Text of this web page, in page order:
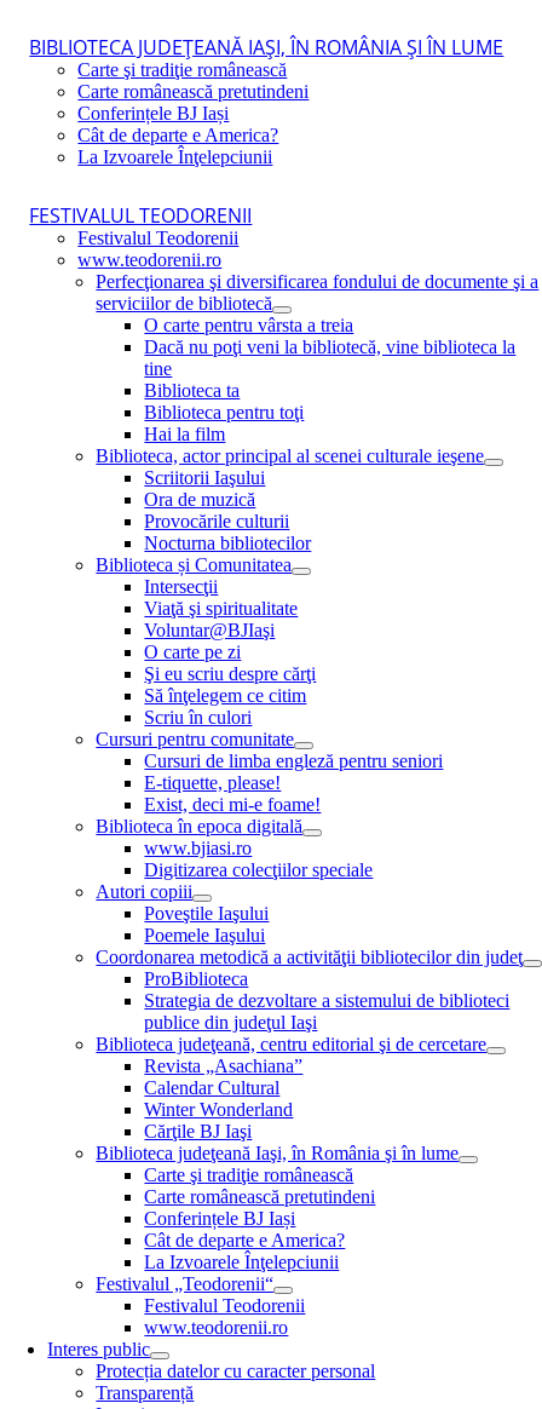
BIBLIOTECA JUDEŢEANĂ IAŞI, ÎN ROMÂNIA ŞI ÎN LUME
Carte şi tradiţie românească
Carte românească pretutindeni
Conferințele BJ Iași
Cât de departe e America?
La Izvoarele Înţelepciunii
FESTIVALUL TEODORENII
Festivalul Teodorenii
www.teodorenii.ro
Perfecţionarea şi diversificarea fondului de documente şi a
serviciilor de bibliotecă
O carte pentru vârsta a treia
Dacă nu poţi veni la bibliotecă, vine biblioteca la
tine
Biblioteca ta
Biblioteca pentru toţi
Hai la film
Biblioteca, actor principal al scenei culturale ieşene
Scriitorii Iaşului
Ora de muzică
Provocările culturii
Nocturna bibliotecilor
Biblioteca și Comunitatea
Intersecţii
Viaţă şi spiritualitate
Voluntar@BJIaşi
O carte pe zi
Şi eu scriu despre cărţi
Să înţelegem ce citim
Scriu în culori
Cursuri pentru comunitate
Cursuri de limba engleză pentru seniori
E-tiquette, please!
Exist, deci mi-e foame!
Biblioteca în epoca digitală
www.bjiasi.ro
Digitizarea colecţiilor speciale
Autori copiii
Poveştile Iaşului
Poemele Iaşului
Coordonarea metodică a activităţii bibliotecilor din judeţ
ProBiblioteca
Strategia de dezvoltare a sistemului de biblioteci
publice din judeţul Iaşi
Biblioteca judeţeană, centru editorial şi de cercetare
Revista „Asachiana”
Calendar Cultural
Winter Wonderland
Cărţile BJ Iaşi
Biblioteca judeţeană Iaşi, în România şi în lume
Carte şi tradiţie românească
Carte românească pretutindeni
Conferințele BJ Iași
Cât de departe e America?
La Izvoarele Înţelepciunii
Festivalul „Teodorenii“
Festivalul Teodorenii
www.teodorenii.ro
Interes public
Protecția datelor cu caracter personal
Transparență